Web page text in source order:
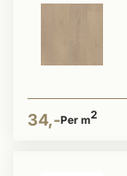
34,-Per m2